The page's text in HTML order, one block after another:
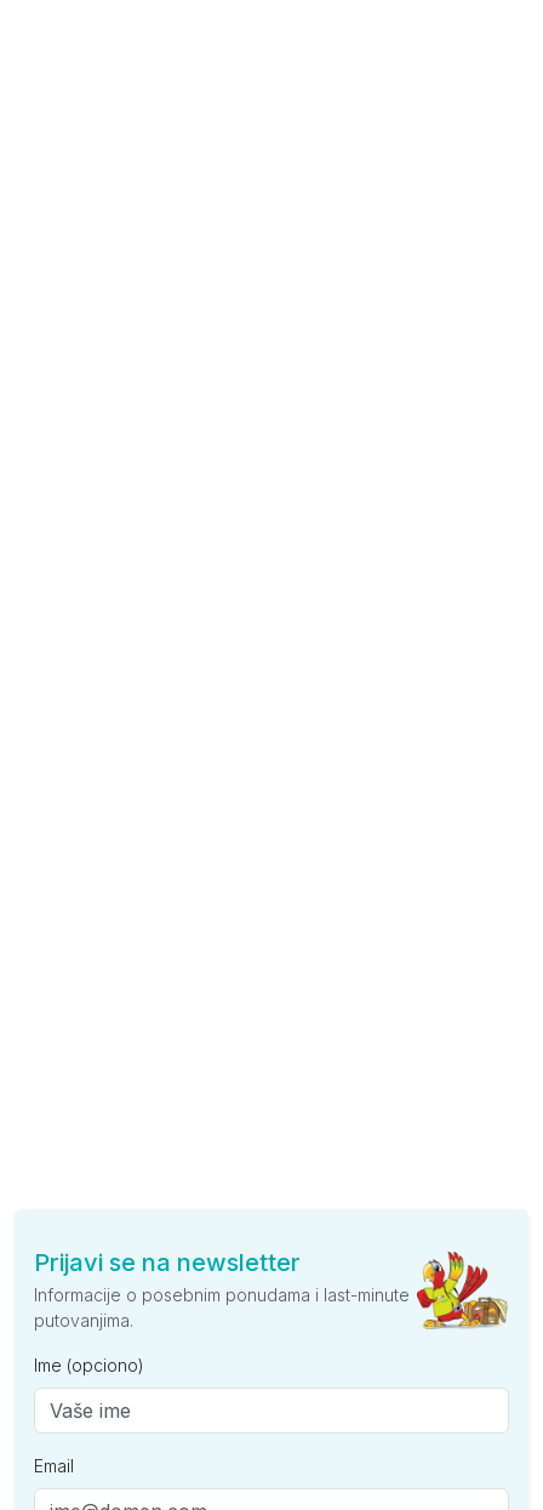
Prijavi se na newsletter
Informacije o posebnim ponudama i last-minute
putovanjima.
Ime (opciono)
Email